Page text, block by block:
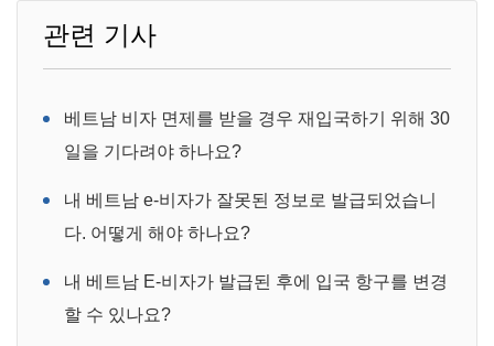
관련 기사
베트남 비자 면제를 받을 경우 재입국하기 위해 30
일을 기다려야 하나요?
내 베트남 e-비자가 잘못된 정보로 발급되었습니
다. 어떻게 해야 하나요?
내 베트남 E-비자가 발급된 후에 입국 항구를 변경
할 수 있나요?